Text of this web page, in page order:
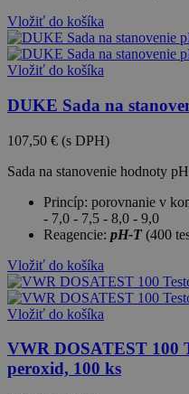
Vložiť do košíka
Vložiť do košíka
DUKE Sada na
107,50 € (s DPH)
Sada na stanovenie hodnoty pH
Princíp: porovnanie v
- 7,0 - 7,5 - 8,0 - 9,0
Reagencie: pH-T(400
Vložiť do košíka
Vložiť do košíka
VWR DOSATEST 100
peroxid, 100 ks